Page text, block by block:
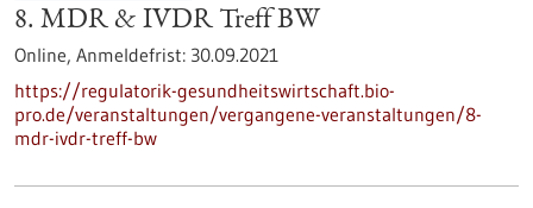
8. MDR & IVDR Treff BW
Online, Anmeldefrist: 30.09.2021
https://regulatorik-gesundheitswirtschaft.bio-
pro.de/veranstaltungen/vergangene-veranstaltungen/8-
mdr-ivdr-treff-bw